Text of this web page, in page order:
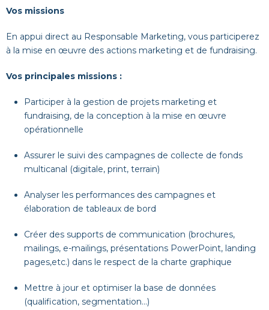
Vos missions
En appui direct au Responsable Marketing, vous participerez
à la mise en œuvre des actions marketing et de fundraising.
Vos principales missions :
Participer à la gestion de projets marketing et
fundraising, de la conception à la mise en œuvre
opérationnelle
Assurer le suivi des campagnes de collecte de fonds
multicanal (digitale, print, terrain)
Analyser les performances des campagnes et
élaboration de tableaux de bord
Créer des supports de communication (brochures,
mailings, e-mailings, présentations PowerPoint, landing
pages,etc.) dans le respect de la charte graphique
Mettre à jour et optimiser la base de données
(qualification, segmentation…)